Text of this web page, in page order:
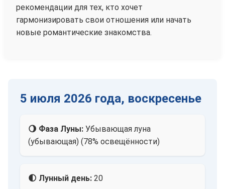
рекомендации для тех, кто хочет
гармонизировать свои отношения или начать
новые романтические знакомства.
5 июля 2026 года, воскресенье
🌖 Фаза Луны: Убывающая луна
(убывающая) (78% освещённости)
🌓 Лунный день: 20